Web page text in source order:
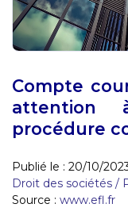
Compte
attention
procédure
Publié le : 20/10/
Droit des sociétés /
Source : www.efl.fr